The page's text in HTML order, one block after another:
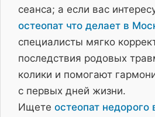
сеанса; а если вас
остеопат что делает в
специалисты мягко
последствия родовых
колики и помогают
с первых дней жизни.
Ищете остеопат недорого